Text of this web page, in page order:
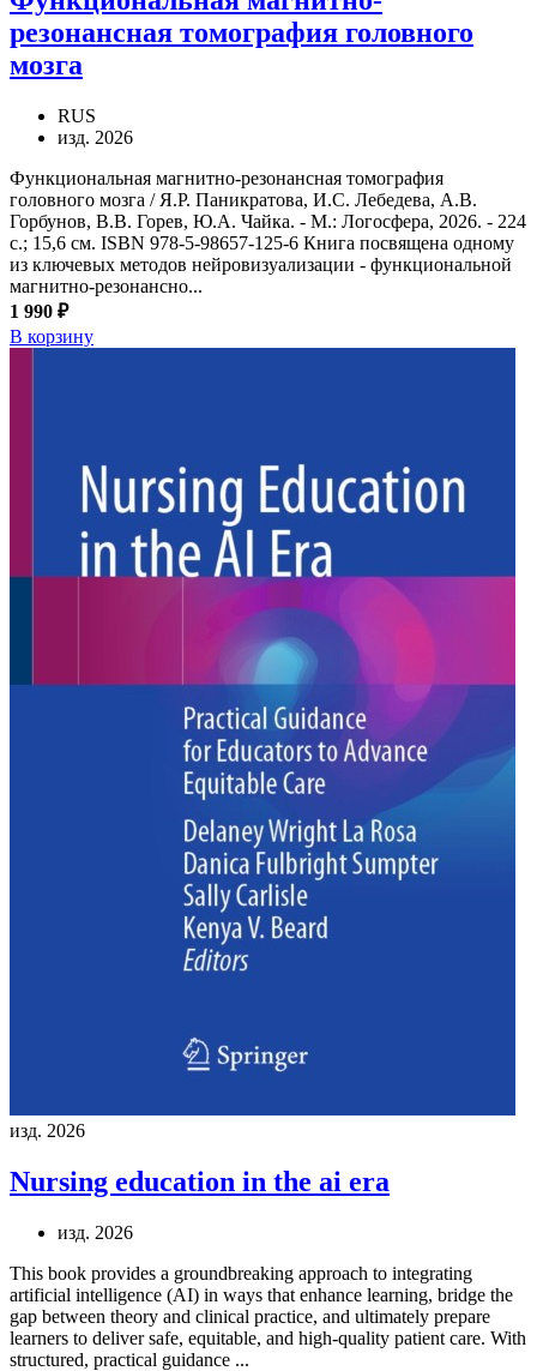
резонансная томография головного
мозга
RUS
изд. 2026
Функциональная магнитно-резонансная томография
головного мозга / Я.Р. Паникратова, И.С. Лебедева, А.В.
Горбунов, В.В. Горев, Ю.А. Чайка. - М.: Логосфера, 2026. - 224
с.; 15,6 см. ISBN 978-5-98657-125-6 Книга посвящена одному
из ключевых методов нейровизуализации - функциональной
магнитно-резонансно...
1 990 ₽
В корзину
изд. 2026
Nursing education in the ai era
изд. 2026
This book provides a groundbreaking approach to integrating
artificial intelligence (AI) in ways that enhance learning, bridge the
gap between theory and clinical practice, and ultimately prepare
learners to deliver safe, equitable, and high-quality patient care. With
structured, practical guidance ...